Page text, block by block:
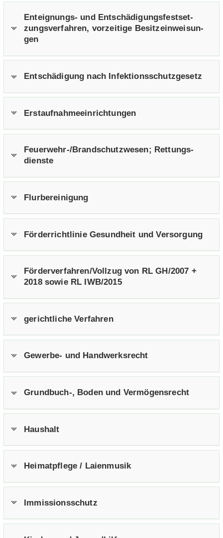
Enteignungs-​ und Ent­schä­di­gungs­fest­set­
zungs­ver­fah­ren, vor­zei­ti­ge Be­sitz­ein­wei­sun­
gen
Ent­schä­di­gung nach In­fek­ti­ons­schutz­ge­setz
Erst­auf­nah­me­ein­rich­tun­gen
Feuerwehr-​/Brand­schutz­we­sen; Ret­tungs­
diens­te
Flur­be­rei­ni­gung
För­der­richt­li­nie Ge­sund­heit und Ver­sor­gung
För­der­ver­fah­ren/Voll­zug von RL GH/2007 +
2018 sowie RL IWB/2015
ge­richt­li­che Ver­fah­ren
Gewerbe-​ und Hand­werks­recht
Grundbuch-​, Boden und Ver­mö­gens­recht
Haus­halt
Hei­mat­pfle­ge / Lai­en­mu­sik
Im­mis­si­ons­schutz